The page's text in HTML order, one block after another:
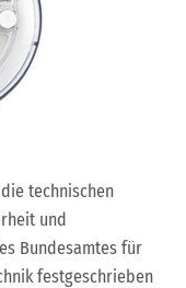
technischen
und
Bundesamtes für
festgeschrieben